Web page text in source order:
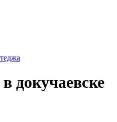
докучаевске